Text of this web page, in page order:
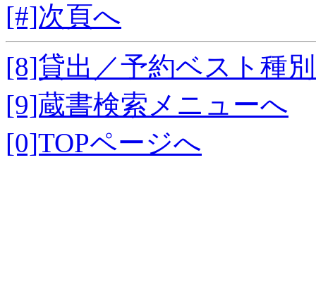
[#]次頁へ
[8]貸出／予約ベスト種
[9]蔵書検索メニューへ
[0]TOPページへ